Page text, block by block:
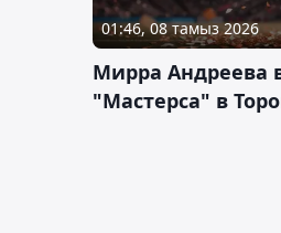
01:46, 08 тамыз 2026
Мирра Андреева
"Мастерса" в